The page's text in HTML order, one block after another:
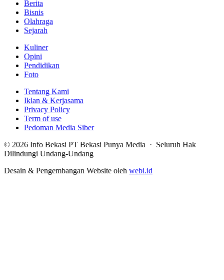
Berita
Bisnis
Olahraga
Sejarah
Kuliner
Opini
Pendidikan
Foto
Tentang Kami
Iklan & Kerjasama
Privacy Policy
Term of use
Pedoman Media Siber
© 2026 Info Bekasi PT Bekasi Punya Media · Seluruh Hak
Dilindungi Undang-Undang
Desain & Pengembangan Website oleh webi.id